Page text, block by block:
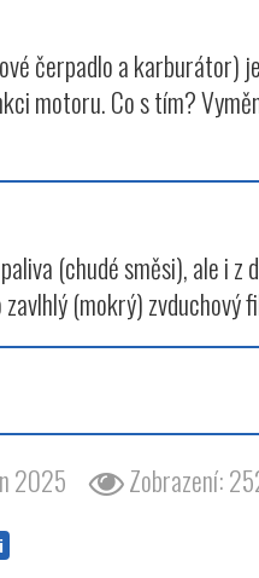
čerpadlo a karburátor)
motoru. Co s tím?
(chudé směsi), ale i z
(mokrý) zvduchový
2025 Zobrazení: